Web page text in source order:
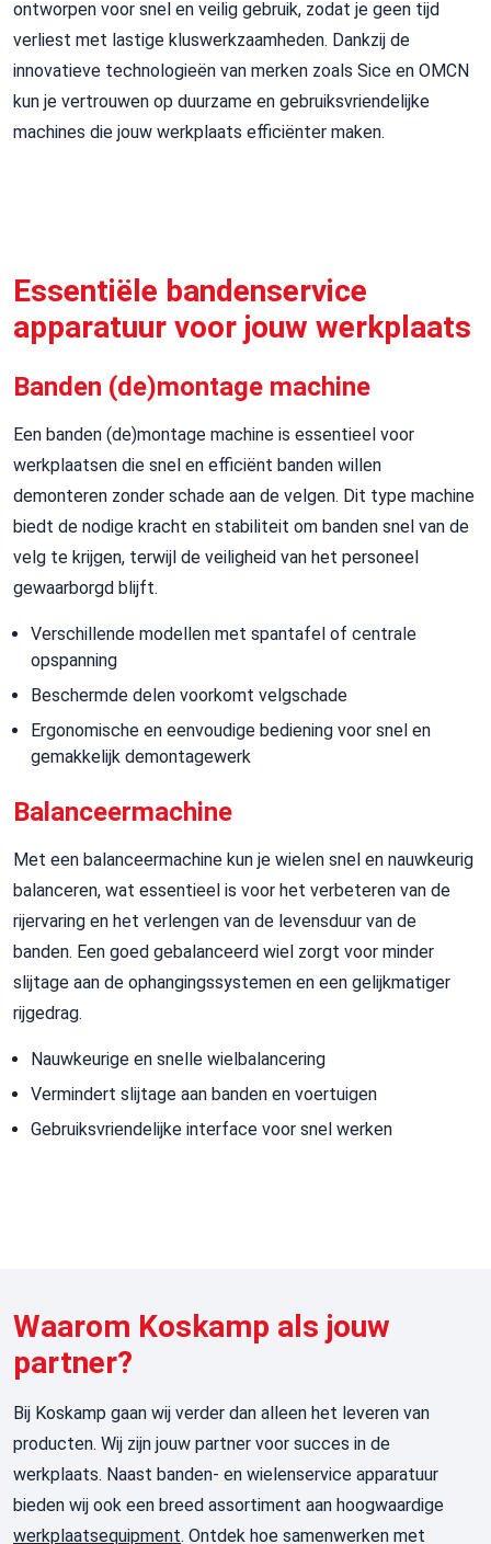
ontworpen voor snel en veilig gebruik, zodat je geen tijd
verliest met lastige kluswerkzaamheden. Dankzij de
innovatieve technologieën van merken zoals Sice en OMCN
kun je vertrouwen op duurzame en gebruiksvriendelijke
machines die jouw werkplaats efficiënter maken.
Essentiële bandenservice
apparatuur voor jouw werkplaats
Banden (de)montage machine
Een banden (de)montage machine is essentieel voor
werkplaatsen die snel en efficiënt banden willen
demonteren zonder schade aan de velgen. Dit type machine
biedt de nodige kracht en stabiliteit om banden snel van de
velg te krijgen, terwijl de veiligheid van het personeel
gewaarborgd blijft.
Verschillende modellen met spantafel of centrale
opspanning
Beschermde delen voorkomt velgschade
Ergonomische en eenvoudige bediening voor snel en
gemakkelijk demontagewerk
Balanceermachine
Met een balanceermachine kun je wielen snel en nauwkeurig
balanceren, wat essentieel is voor het verbeteren van de
rijervaring en het verlengen van de levensduur van de
banden. Een goed gebalanceerd wiel zorgt voor minder
slijtage aan de ophangingssystemen en een gelijkmatiger
rijgedrag.
Nauwkeurige en snelle wielbalancering
Vermindert slijtage aan banden en voertuigen
Gebruiksvriendelijke interface voor snel werken
Waarom Koskamp als jouw
partner?
Bij Koskamp gaan wij verder dan alleen het leveren van
producten. Wij zijn jouw partner voor succes in de
werkplaats. Naast banden- en wielenservice apparatuur
bieden wij ook een breed assortiment aan hoogwaardige
werkplaatsequipment. Ontdek hoe samenwerken met